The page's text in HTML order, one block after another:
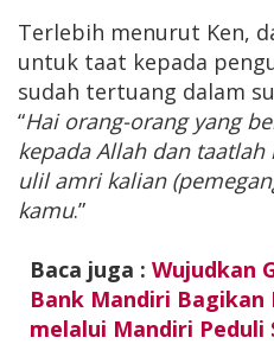
Terlebih menurut Ken,
untuk taat kepada
sudah tertuang dalam
“Hai orang-orang yang
kepada Allah dan
ulil amri kalian
kamu.”
Baca juga : Wujudkan
Bank Mandiri Bagikan
melalui Mandiri Peduli